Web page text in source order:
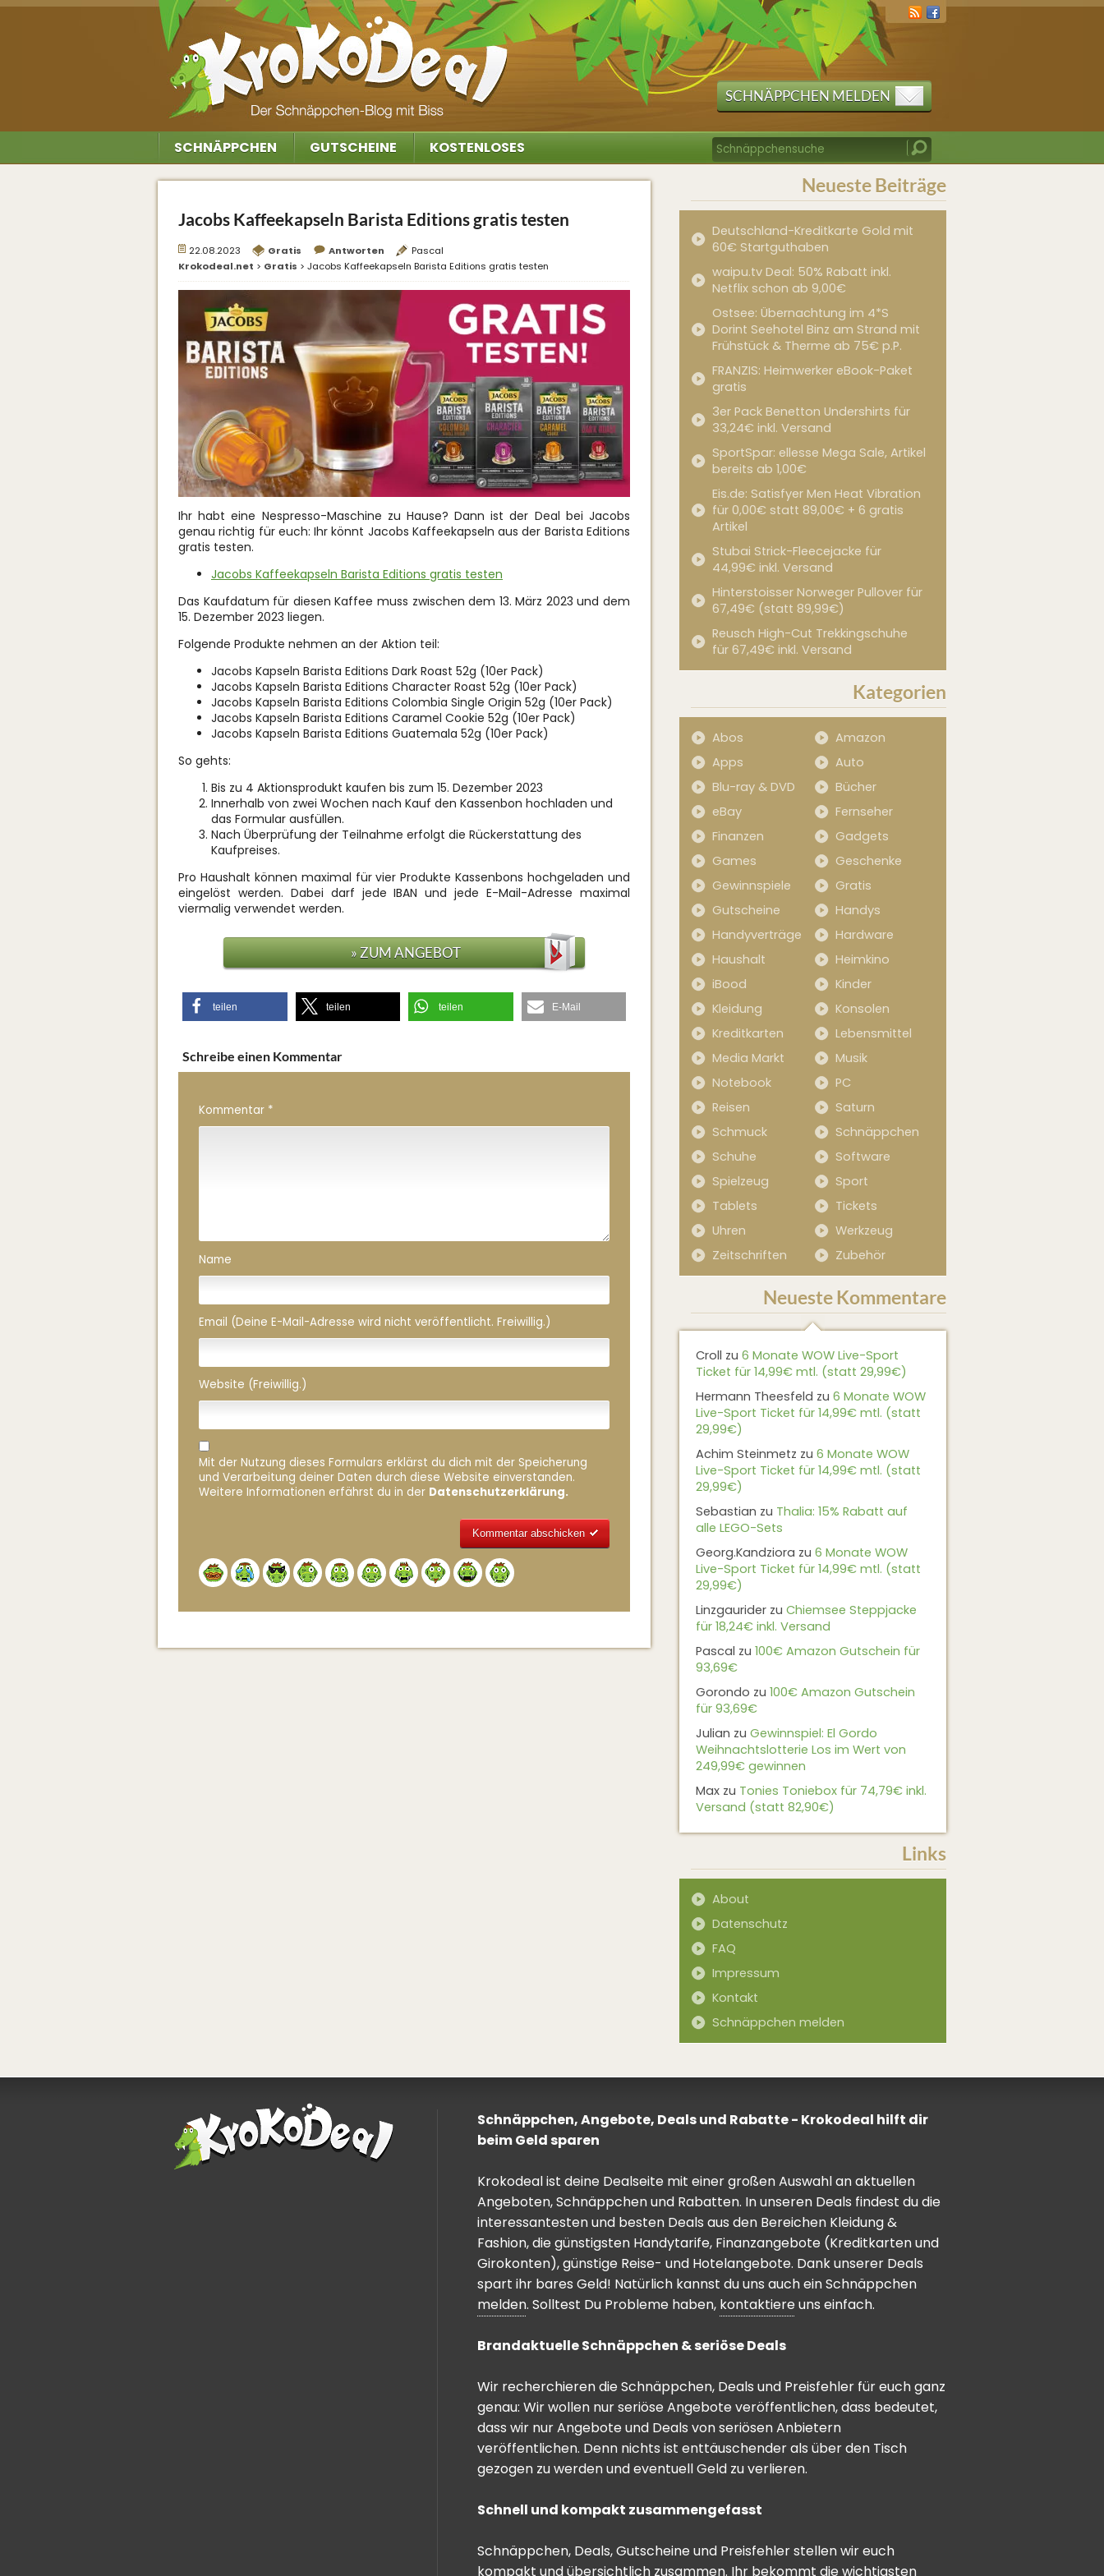
SCHNÄPPCHEN MELDEN
SCHNÄPPCHEN GUTSCHEINE KOSTENLOSES
Jacobs Kaffeekapseln Barista Editions gratis testen
22.08.2023 Gratis Antworten
Pascal
Krokodeal.net > Gratis > Jacobs Kaffeekapseln Barista Editions gratis testen
Ihr habt eine Nespresso-Maschine zu Hause? Dann ist der Deal bei Jacobs
genau richtig für euch: Ihr könnt Jacobs Kaffeekapseln aus der Barista Editions
gratis testen.
Jacobs Kaffeekapseln Barista Editions gratis testen
Das Kaufdatum für diesen Kaffee muss zwischen dem 13. März 2023 und dem
15. Dezember 2023 liegen.
Folgende Produkte nehmen an der Aktion teil:
Jacobs Kapseln Barista Editions Dark Roast 52g (10er Pack)
Jacobs Kapseln Barista Editions Character Roast 52g (10er Pack)
Jacobs Kapseln Barista Editions Colombia Single Origin 52g (10er Pack)
Jacobs Kapseln Barista Editions Caramel Cookie 52g (10er Pack)
Jacobs Kapseln Barista Editions Guatemala 52g (10er Pack)
So gehts:
Bis zu 4 Aktionsprodukt kaufen bis zum 15. Dezember 2023
Innerhalb von zwei Wochen nach Kauf den Kassenbon hochladen und
das Formular ausfüllen.
Nach Überprüfung der Teilnahme erfolgt die Rückerstattung des
Kaufpreises.
Pro Haushalt können maximal für vier Produkte Kassenbons hochgeladen und
eingelöst werden. Dabei darf jede IBAN und jede E-Mail-Adresse maximal
viermalig verwendet werden.
» ZUM ANGEBOT
teilen teilen teilen E-Mail
Schreibe einen Kommentar
Kommentar *
Name
Email (Deine E-Mail-Adresse wird nicht veröffentlicht. Freiwillig.)
Website (Freiwillig.)
Mit der Nutzung dieses Formulars erklärst du dich mit der Speicherung
und Verarbeitung deiner Daten durch diese Website einverstanden.
Weitere Informationen erfährst du in der Datenschutzerklärung.
Neueste Beiträge
Deutschland-Kreditkarte Gold mit
60€ Startguthaben
waipu.tv Deal: 50% Rabatt inkl.
Netflix schon ab 9,00€
Ostsee: Übernachtung im 4*S
Dorint Seehotel Binz am Strand mit
Frühstück & Therme ab 75€ p.P.
FRANZIS: Heimwerker eBook-Paket
gratis
3er Pack Benetton Undershirts für
33,24€ inkl. Versand
SportSpar: ellesse Mega Sale, Artikel
bereits ab 1,00€
Eis.de: Satisfyer Men Heat Vibration
für 0,00€ statt 89,00€ + 6 gratis
Artikel
Stubai Strick-Fleecejacke für
44,99€ inkl. Versand
Hinterstoisser Norweger Pullover für
67,49€ (statt 89,99€)
Reusch High-Cut Trekkingschuhe
für 67,49€ inkl. Versand
Kategorien
Abos
Amazon
Apps
Auto
Blu-ray & DVD
Bücher
eBay
Fernseher
Finanzen
Gadgets
Games
Geschenke
Gewinnspiele
Gratis
Gutscheine
Handys
Handyverträge
Hardware
Haushalt
Heimkino
iBood
Kinder
Kleidung
Konsolen
Kreditkarten
Lebensmittel
Media Markt
Musik
Notebook
PC
Reisen
Saturn
Schmuck
Schnäppchen
Schuhe
Software
Spielzeug
Sport
Tablets
Tickets
Uhren
Werkzeug
Zeitschriften
Zubehör
Neueste Kommentare
Croll zu 6 Monate WOW Live-Sport
Ticket für 14,99€ mtl. (statt 29,99€)
Hermann Theesfeld zu 6 Monate WOW
Live-Sport Ticket für 14,99€ mtl. (statt
29,99€)
Achim Steinmetz zu 6 Monate WOW
Live-Sport Ticket für 14,99€ mtl. (statt
29,99€)
Sebastian zu Thalia: 15% Rabatt auf
alle LEGO-Sets
Georg.Kandziora zu 6 Monate WOW
Live-Sport Ticket für 14,99€ mtl. (statt
29,99€)
Linzgaurider zu Chiemsee Steppjacke
für 18,24€ inkl. Versand
Pascal zu 100€ Amazon Gutschein für
93,69€
Gorondo zu 100€ Amazon Gutschein
für 93,69€
Julian zu Gewinnspiel: El Gordo
Weihnachtslotterie Los im Wert von
249,99€ gewinnen
Max zu Tonies Toniebox für 74,79€ inkl.
Versand (statt 82,90€)
Links
About
Datenschutz
FAQ
Impressum
Kontakt
Schnäppchen melden
Schnäppchen, Angebote, Deals und Rabatte - Krokodeal hilft dir
beim Geld sparen
Krokodeal ist deine Dealseite mit einer großen Auswahl an aktuellen
Angeboten, Schnäppchen und Rabatten. In unseren Deals findest du die
interessantesten und besten Deals aus den Bereichen Kleidung &
Fashion, die günstigsten Handytarife, Finanzangebote (Kreditkarten und
Girokonten), günstige Reise- und Hotelangebote. Dank unserer Deals
spart ihr bares Geld! Natürlich kannst du uns auch ein Schnäppchen
melden. Solltest Du Probleme haben, kontaktiere uns einfach.
Brandaktuelle Schnäppchen & seriöse Deals
Wir recherchieren die Schnäppchen, Deals und Preisfehler für euch ganz
genau: Wir wollen nur seriöse Angebote veröffentlichen, dass bedeutet,
dass wir nur Angebote und Deals von seriösen Anbietern
veröffentlichen. Denn nichts ist enttäuschender als über den Tisch
gezogen zu werden und eventuell Geld zu verlieren.
Schnell und kompakt zusammengefasst
Schnäppchen, Deals, Gutscheine und Preisfehler stellen wir euch
kompakt und übersichtlich zusammen. Ihr bekommt die wichtigsten